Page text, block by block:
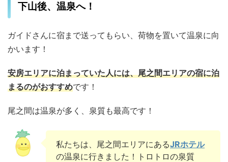
下山後、温泉へ！
ガイドさんに宿まで送ってもらい、荷物を置いて温泉に向
かいます！
安房エリアに泊まっていた人には、尾之間エリアの宿に泊
まるのがおすすめです！
尾之間は温泉が多く、泉質も最高です！
私たちは、尾之間エリアにあるJRホテル
の温泉に行きました！トロトロの泉質